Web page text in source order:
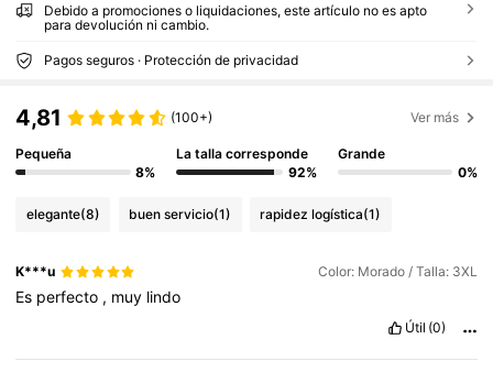
Debido a promociones o liquidaciones, este artículo no es apto
para devolución ni cambio.
Pagos seguros · Protección de privacidad
4,81 (100+) Ver más
Pequeña
8%
La talla corresponde
92%
Grande
0%
elegante(8) buen servicio(1) rapidez logística(1)
K***u Color: Morado / Talla: 3XL
Es perfecto , muy lindo
Útil (0)